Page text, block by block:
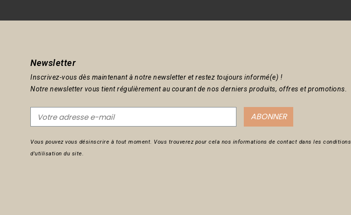
Newsletter
Inscrivez-vous dès maintenant à notre newsletter et restez toujours informé(e) !
Notre newsletter vous tient régulièrement au courant de nos derniers produits, offres et promotions.
ABONNER
Vous pouvez vous désinscrire à tout moment. Vous trouverez pour cela nos informations de contact dans les conditions
d'utilisation du site.